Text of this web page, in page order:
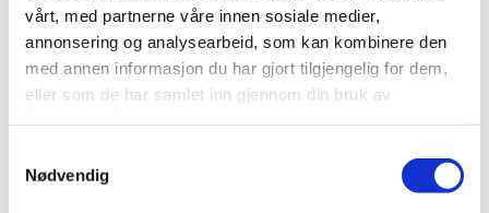
vårt, med partnerne våre innen sosiale medier,
annonsering og analysearbeid, som kan kombinere den
med annen informasjon du har gjort tilgjengelig for dem,
eller som de har samlet inn gjennom din bruk av
Nødvendig
Gjøre det lettere for deg å navigere på nettstedet.
Gjøre det mulig for systemet å kjenne igjen faste
brukere for å kunne tilpasse tjenestene.
Iblant anvender vi tredjepartsinformasjonskapsler fra
andre firma for å gjøre markedsundersøkelser og
trafikkmålinger, og for å forbedre funksjonaliteten
på nettstedet.